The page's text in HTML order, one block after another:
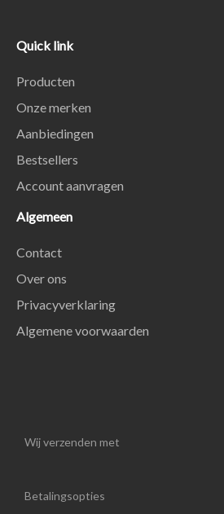
Quick link
Producten
Onze merken
Aanbiedingen
Bestsellers
Account aanvragen
Algemeen
Contact
Over ons
Privacyverklaring
Algemene voorwaarden
Wij verzenden met
Betalingsopties